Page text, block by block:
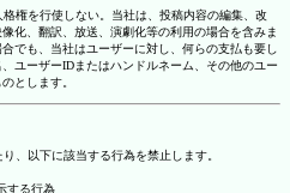
権を行使しない。当社は、投稿内容の編集、改
化、翻訳、放送、演劇化等の利用の場合を含みま
でも、当社はユーザーに対し、何らの支払も要し
ユーザーIDまたはハンドルネーム、その他のユー
とします。
、以下に該当する行為を禁止します。
する行為